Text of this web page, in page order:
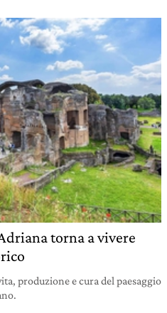
torna a vivere
produzione e cura del paesaggio